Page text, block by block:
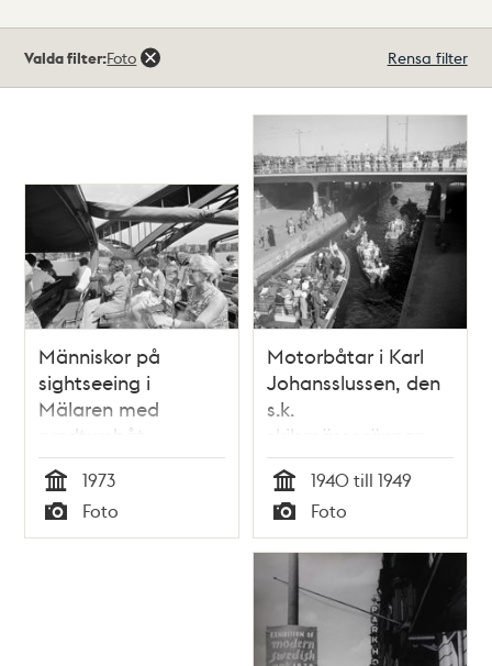
träffar
Valda filter:Foto Rensa filter
Människor på
sightseeing i
Mälaren med
rundtursbåt.
Västerbrons spann i
bakgrunden. Vy mot
Kungsholmen.
Tid
1973
Typ
Foto
Motorbåtar i Karl
Johansslussen, den
s.k.
skilsmässorännan
Tid
1940 till 1949
Typ
Foto